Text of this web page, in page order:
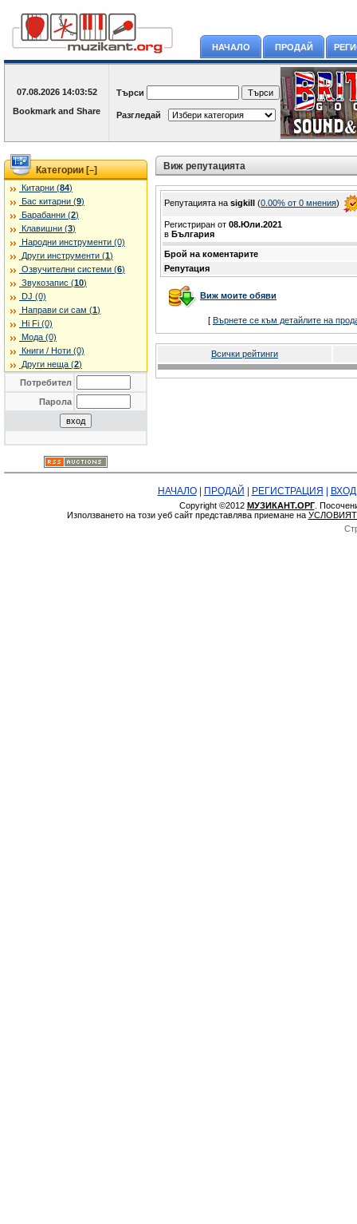
НАЧАЛО ПРОДАЙ
07.08.2026 14:03:52 Търси
Разгледай
Категории [–]
Китарни (84)
Бас китарни (9)
Барабанни (2)
Клавишни (3)
Народни инструменти (0)
Други инструменти (1)
Озвучителни системи (6)
Звукозапис (10)
DJ (0)
Направи си сам (1)
Hi Fi (0)
Мода (0)
Книги / Ноти (0)
Други неща (2)
Потребител
Парола
Виж репутацията
Репутацията на sigkill (0.00% oт 0 мнения)
Регистриран от 08.Юли.2021
в България
Брой на коментарите
Репутация
Виж моите обяви
[ Върнете се към детайлите на
Всички рейтинги
НАЧАЛО| ПРОДАЙ РЕГИСТРАЦИЯ ВХОД
Copyright ©2012 МУЗИКАНТ.ОРГ.
Използването на този уеб сайт представлява приемане на